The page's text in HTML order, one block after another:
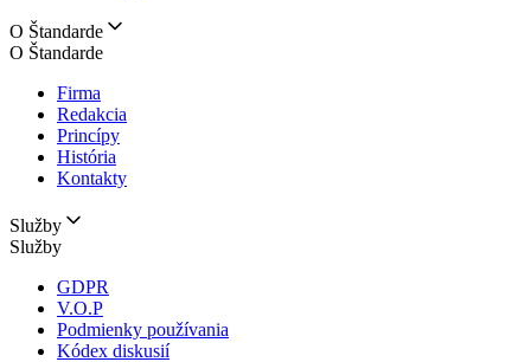
O Štandarde
O Štandarde
Firma
Redakcia
Princípy
História
Kontakty
Služby
Služby
GDPR
V.O.P
Podmienky používania
Kódex diskusií